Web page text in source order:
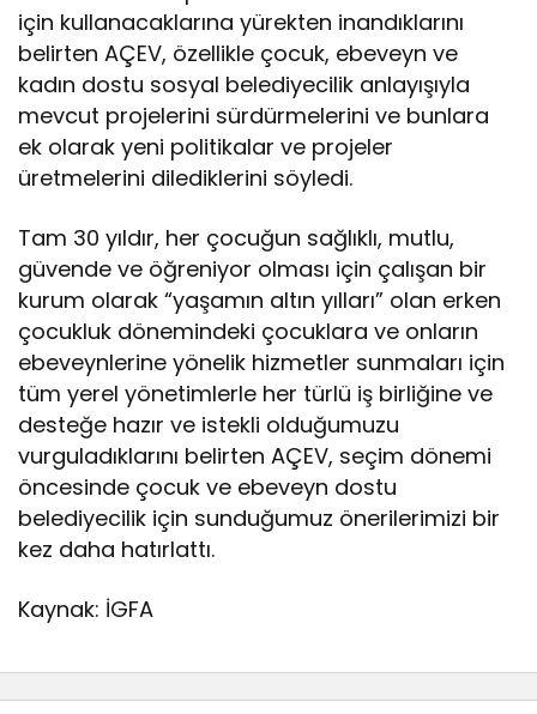
için kullanacaklarına yürekten inandıklarını
belirten AÇEV, özellikle çocuk, ebeveyn ve
kadın dostu sosyal belediyecilik anlayışıyla
mevcut projelerini sürdürmelerini ve bunlara
ek olarak yeni politikalar ve projeler
üretmelerini dilediklerini söyledi.
Tam 30 yıldır, her çocuğun sağlıklı, mutlu,
güvende ve öğreniyor olması için çalışan bir
kurum olarak “yaşamın altın yılları” olan erken
çocukluk dönemindeki çocuklara ve onların
ebeveynlerine yönelik hizmetler sunmaları için
tüm yerel yönetimlerle her türlü iş birliğine ve
desteğe hazır ve istekli olduğumuzu
vurguladıklarını belirten AÇEV, seçim dönemi
öncesinde çocuk ve ebeveyn dostu
belediyecilik için sunduğumuz önerilerimizi bir
kez daha hatırlattı.
Kaynak: İGFA